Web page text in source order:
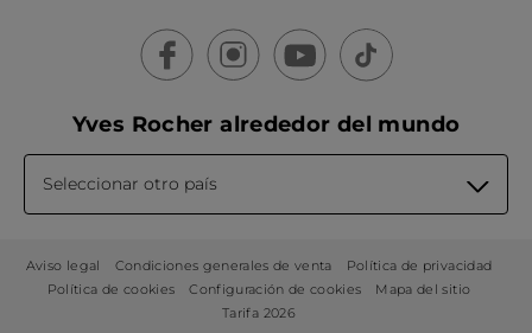
Yves Rocher alrededor del mundo
Seleccionar otro país
Aviso legal Condiciones generales de venta
Política de privacidad
Política de cookies
Configuración de cookies
Mapa del sitio
Tarifa 2026